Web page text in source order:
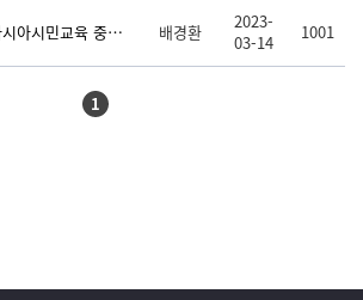
동아시아시민교육 중국어 중급 수업동영상 및 교수·학습자료 배경환
2023-
03-14
1001
1